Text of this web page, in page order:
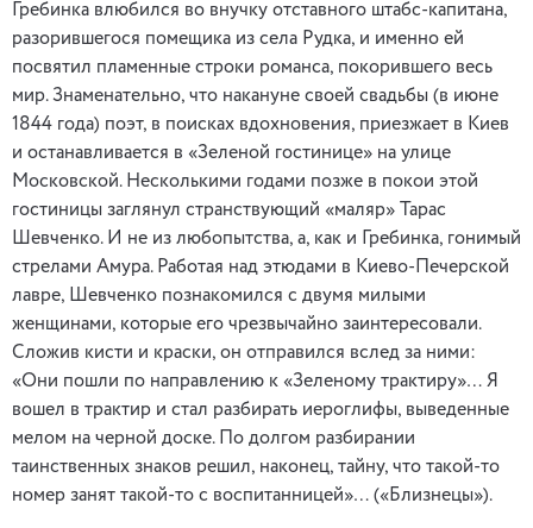
Гребинка влюбился во внучку отставного штабс-капитана,
разорившегося помещика из села Рудка, и именно ей
посвятил пламенные строки романса, покорившего весь
мир. Знаменательно, что накануне своей свадьбы (в июне
1844 года) поэт, в поисках вдохновения, приезжает в Киев
и останавливается в «Зеленой гостинице» на улице
Московской. Несколькими годами позже в покои этой
гостиницы заглянул странствующий «маляр» Тарас
Шевченко. И не из любопытства, а, как и Гребинка, гонимый
стрелами Амура. Работая над этюдами в Киево-Печерской
лавре, Шевченко познакомился с двумя милыми
женщинами, которые его чрезвычайно заинтересовали.
Сложив кисти и краски, он отправился вслед за ними:
«Они пошли по направлению к «Зеленому трактиру»… Я
вошел в трактир и стал разбирать иероглифы, выведенные
мелом на черной доске. По долгом разбирании
таинственных знаков решил, наконец, тайну, что такой-то
номер занят такой-то с воспитанницей»… («Близнецы»).